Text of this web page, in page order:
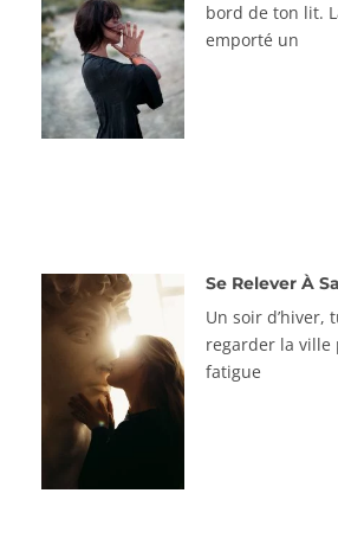
bord de ton lit.
emporté un
Se Relever À
Un soir d’hiver,
regarder la ville
fatigue